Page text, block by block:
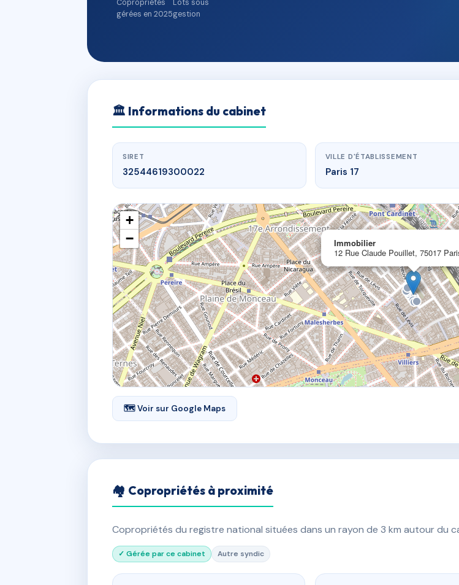
Copropriétés
gérées en 2025
Lots sous
gestion
🏛 Informations du cabinet
SIRET
32544619300022
VILLE D'ÉTABLISSEMENT
Paris 17
Immobilier
12 Rue Claude Pouillet, 75017
+
−
🗺 Voir sur Google Maps
🏘 Copropriétés à proximité
Copropriétés du registre national situées dans un rayon de 3 km autour du
✓ Gérée par ce cabinet Autre syndic